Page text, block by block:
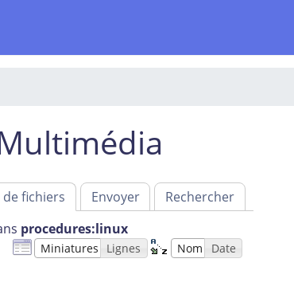
fichiers Envoyer
Rechercher
procedures:linux
Miniatures Lignes Nom Date